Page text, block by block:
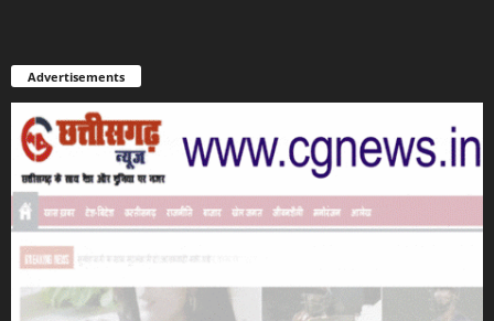
Advertisements